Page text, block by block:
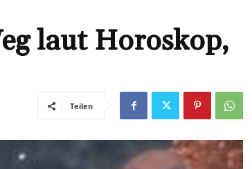
laut Horoskop,
Teilen